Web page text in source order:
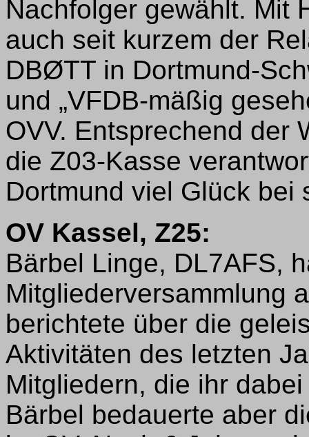
Nachfolger gewählt. Mit
auch seit kurzem der
DBØTT in Dortmund-
und „VFDB-mäßig
OVV. Entsprechend der
die Z03-Kasse
Dortmund viel Glück bei
OV Kassel, Z25:
Bärbel Linge, DL7AFS,
Mitgliederversammlung
berichtete über die
Aktivitäten des letzten
Mitgliedern, die ihr
Bärbel bedauerte aber